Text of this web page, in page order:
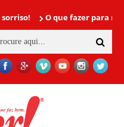
O que fazer para não ter